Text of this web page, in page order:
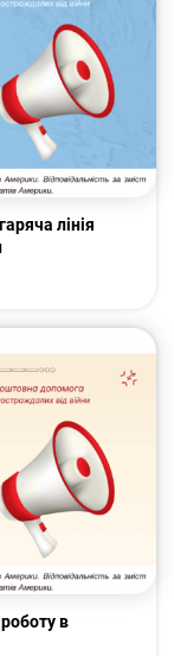
лінія
в